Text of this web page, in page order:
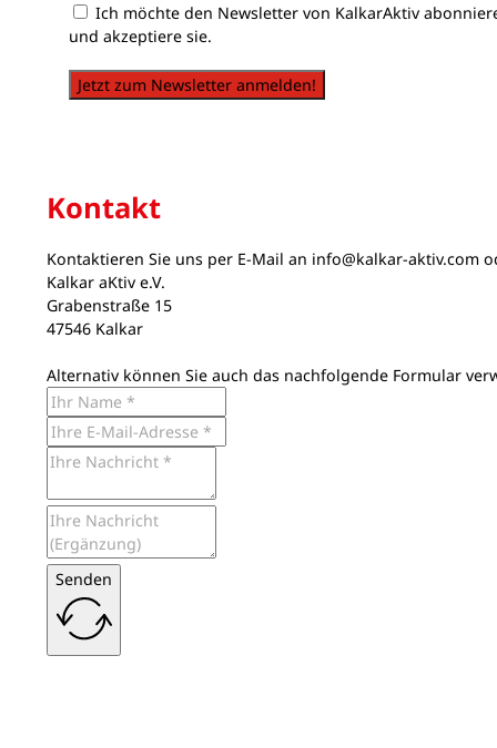
Ich möchte den Newsletter von KalkarAktiv
und akzeptiere sie.
Jetzt zum Newsletter anmelden!
Kontakt
Kontaktieren Sie uns per E-Mail an info@kalkar-aktiv.com
Kalkar aKtiv e.V.
Grabenstraße 15
47546 Kalkar
Alternativ können Sie auch das nachfolgende Formular
Senden